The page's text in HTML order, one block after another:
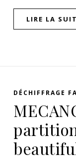
LIRE LA
DÉCHIFFRAGE